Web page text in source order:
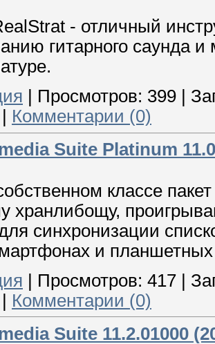
- отличный
гитарного саунда
Просмотров: 399
Комментарии (0)
Suite Platinum
классе
хранлибощу,
синхронизации
и
Просмотров: 417
Комментарии (0)
Suite 11.2.01000